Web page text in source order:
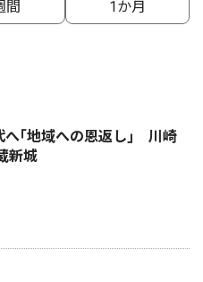
間 1か月
へ｢地域への恩返し｣ 川崎
新城